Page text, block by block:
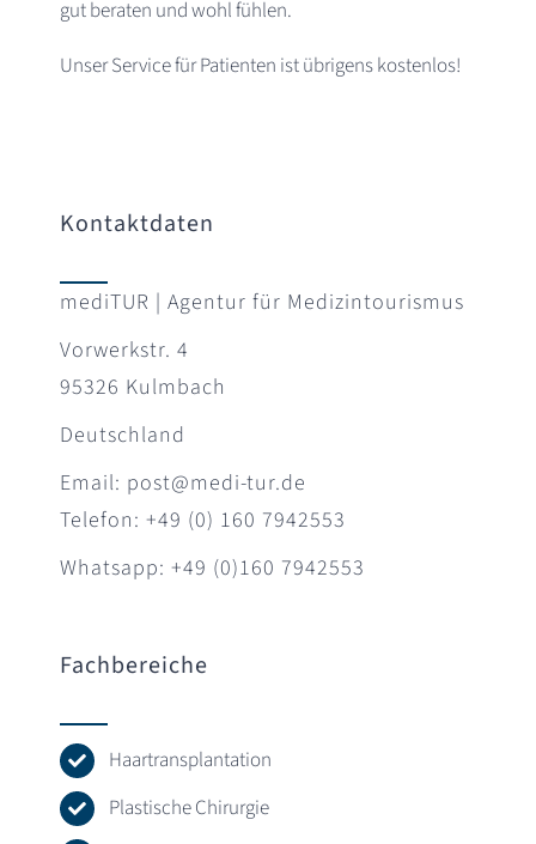
gut beraten und wohl fühlen.
Unser Service für Patienten ist übrigens kostenlos!
Kontaktdaten
mediTUR | Agentur für Medizintourismus
Vorwerkstr. 4
95326 Kulmbach
Deutschland
Email: post@medi-tur.de
Telefon: +49 (0) 160 7942553
Whatsapp: +49 (0)160 7942553
Fachbereiche
Haartransplantation
Plastische Chirurgie